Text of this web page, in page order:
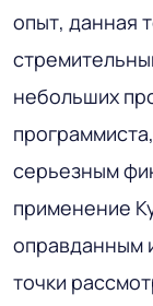
опыт, данная
небольших
серьезным
применение
оправданным
точки